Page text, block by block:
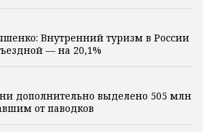
Внутренний туризм в России
— на 20,1%
дополнительно выделено 505 млн
от паводков